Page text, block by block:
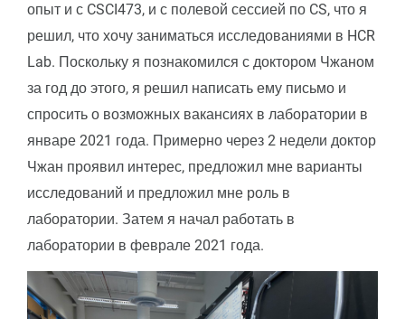
опыт и с CSCI473, и с полевой сессией по CS, что я
решил, что хочу заниматься исследованиями в HCR
Lab. Поскольку я познакомился с доктором Чжаном
за год до этого, я решил написать ему письмо и
спросить о возможных вакансиях в лаборатории в
январе 2021 года. Примерно через 2 недели доктор
Чжан проявил интерес, предложил мне варианты
исследований и предложил мне роль в
лаборатории. Затем я начал работать в
лаборатории в феврале 2021 года.